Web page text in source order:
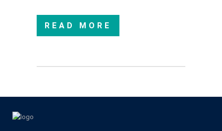
READ MORE